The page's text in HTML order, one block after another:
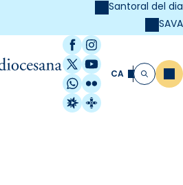
Santoral del dia
SAVA
Facebook
Instagram
X / Twitter
YouTube
WhatsApp
Flickr
Radio Estel
Catalunya
CA Cerca